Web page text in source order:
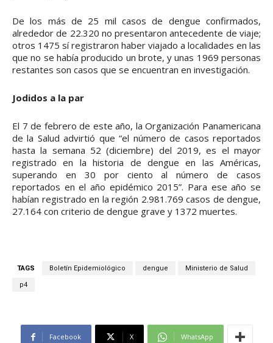
De los más de 25 mil casos de dengue confirmados,
alrededor de 22.320 no presentaron antecedente de viaje;
otros 1475 sí registraron haber viajado a localidades en las
que no se había producido un brote, y unas 1969 personas
restantes son casos que se encuentran en investigación.
Jodidos a la par
El 7 de febrero de este año, la Organización Panamericana
de la Salud advirtió que “el número de casos reportados
hasta la semana 52 (diciembre) del 2019, es el mayor
registrado en la historia de dengue en las Américas,
superando en 30 por ciento al número de casos
reportados en el año epidémico 2015”. Para ese año se
habían registrado en la región 2.981.769 casos de dengue,
27.164 con criterio de dengue grave y 1372 muertes.
TAGS Boletín Epidemiológico dengue Ministerio de Salud
p4
Facebook X WhatsApp